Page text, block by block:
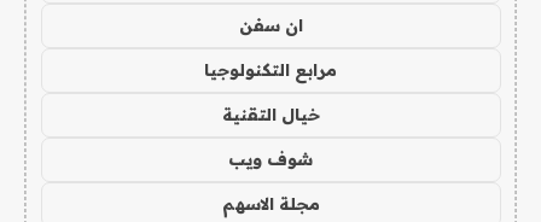
ان سفن
مرابع التكنولوجيا
خيال التقنية
شوف ويب
مجلة الاسهم